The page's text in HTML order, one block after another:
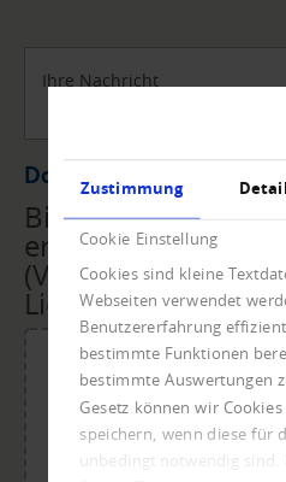
Zustimmung
Cookie Einstellung
Cookies sind kleine
Webseiten verwendet
Benutzererfahrung
bestimmte Funktionen
bestimmte Auswertungen
Gesetz können wir
speichern, wenn diese für
unbedingt notwendig sind.
Ihre Nachricht
Datei Upload
Bitte übermitteln
erforderlichen
(Vollmacht,
Lieferscheine, ...)
Für den Upload Datei
Maximale